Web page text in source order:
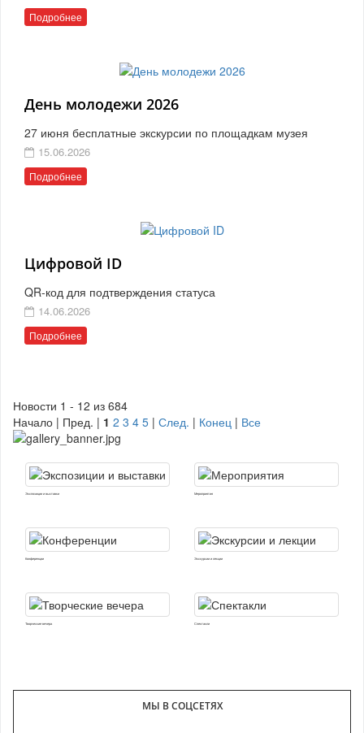
Подробнее
День молодежи 2026
27 июня бесплатные экскурсии по площадкам музея
15.06.2026
Подробнее
Цифровой ID
QR-код для подтверждения статуса
14.06.2026
Подробнее
Новости 1 - 12 из 684
Начало | Пред. | 1 2 3 4 5 | След. | Конец | Все
Экспозиции и выставки Мероприятия
Конференции Экскурсии и лекции
Творческие вечера Спектакли
МЫ В СОЦСЕТЯХ